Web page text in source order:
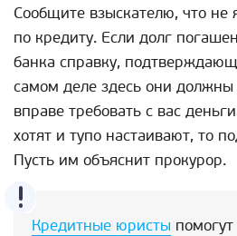
Сообщите взыскателю, что не
по кредиту. Если долг
банка справку,
самом деле здесь они должны
вправе требовать с вас
хотят и тупо настаивают, то
Пусть им объяснит прокурор.
Кредитные юристы